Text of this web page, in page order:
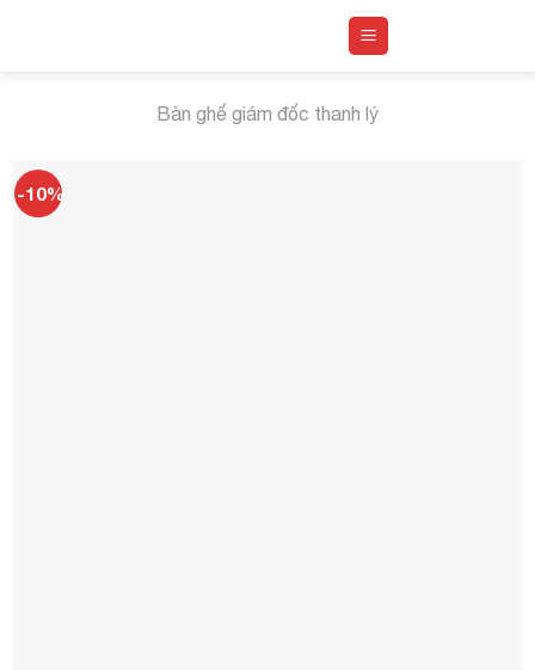
Bàn ghế giám đốc thanh lý
-10%